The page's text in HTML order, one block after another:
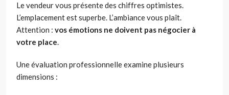
Le vendeur vous présente des chiffres optimistes.
L’emplacement est superbe. L’ambiance vous plaît.
Attention : vos émotions ne doivent pas négocier à
votre place.
Une évaluation professionnelle examine plusieurs
dimensions :